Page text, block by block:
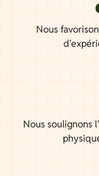
Nous
Nous soulignons